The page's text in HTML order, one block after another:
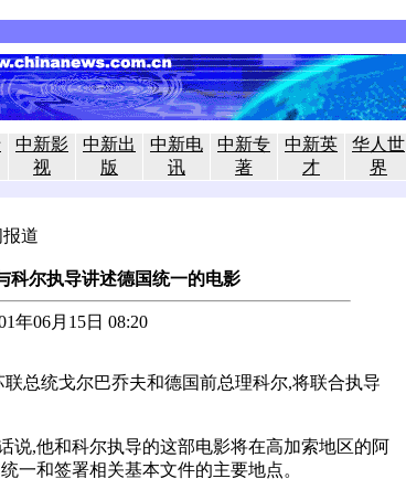
中新影
视
中新出
版
中新电
讯
中新专
著
中新英
才
华人世
界
道
科尔执导讲述德国统一的电影
年06月15日 08:20
统戈尔巴乔夫和德国前总理科尔,将联合执导
,他和科尔执导的这部电影将在高加索地区的阿
一和签署相关基本文件的主要地点。